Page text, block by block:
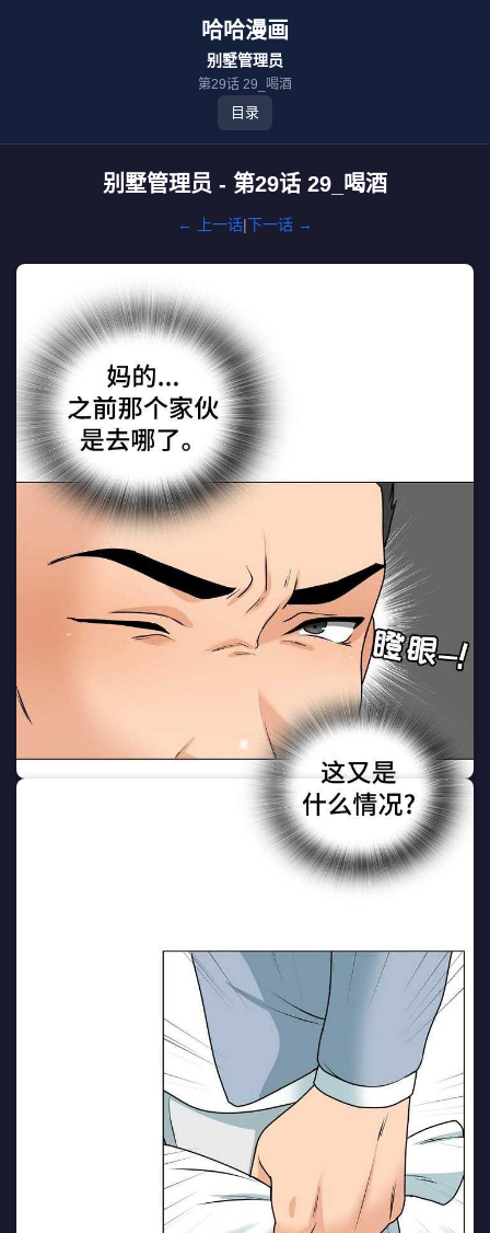
哈哈漫画
别墅管理员
第29话 29_喝酒
目录
别墅管理员 - 第29话 29_喝酒
← 上一话|下一话 →